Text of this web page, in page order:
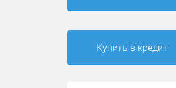
Купить в кредит